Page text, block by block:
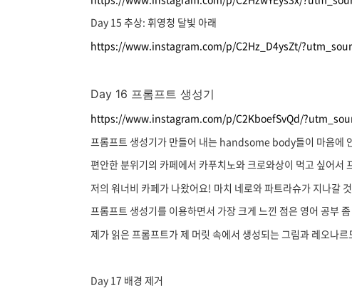
Day 15 추상: 휘영청 달빛 아래
https://www.instagram.com/p/C2Hz_D4ysZt/
Day 16 프롬프트 생성기
https://www.instagram.com/p/C2KboefSvQd/
프롬프트 생성기가 만들어 내는 handsome body들이 마음에
편안한 분위기의 카페에서 카푸치노와 크로와상이 먹고 싶어서
저의 워너비 카페가 나왔어요! 마치 네로와 파트라슈가 지나갈
프롬프트 생성기를 이용하면서 가장 크게 느낀 점은 영어 공부
제가 읽은 프롬프트가 제 머릿 속에서 생성되는 그림과 레오나
Day 17 배경 제거